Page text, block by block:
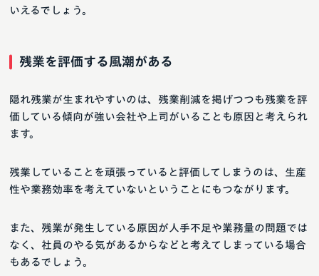
いえるでしょう。
残業を評価する風潮がある
隠れ残業が生まれやすいのは、残業削減を掲げつつも残業を評
価している傾向が強い会社や上司がいることも原因と考えられ
ます。
残業していることを頑張っていると評価してしまうのは、生産
性や業務効率を考えていないということにもつながります。
また、残業が発生している原因が人手不足や業務量の問題では
なく、社員のやる気があるからなどと考えてしまっている場合
もあるでしょう。